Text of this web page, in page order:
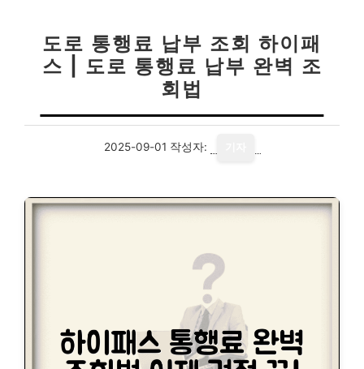
도로 통행료 납부 조회 하이패
스 | 도로 통행료 납부 완벽 조
회법
2025-09-01 작성자: